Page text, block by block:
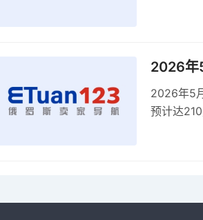
2026年
2026年5
预计达